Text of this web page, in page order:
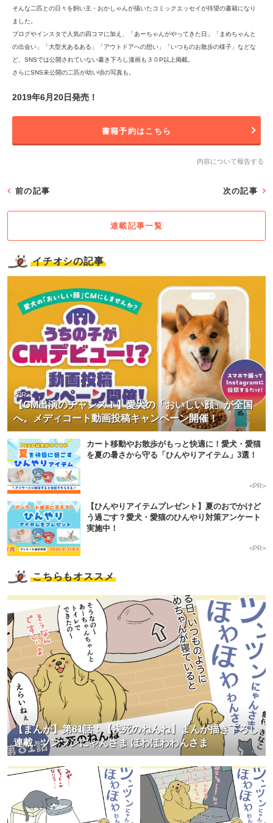
そんな二匹との日々を飼い主・おかしゃんが描いたコミックエッセイが待望の書籍になり
ました。
ブログやインスタで人気の四コマに加え、「あーちゃんがやってきた日」「まめちゃんと
の出会い」「大型犬あるある」「アウトドアへの想い」「いつものお散歩の様子」などな
ど、SNSでは公開されていない書き下ろし漫画も３０P以上掲載。
さらにSNS未公開の二匹が幼い頃の写真も。
2019年6月20日発売！
書籍予約はこちら
内容について報告する
前の記事 次の記事
連載記事一覧
イチオシの記事
【CM出演のチャンス！】愛犬の「おいしい顔」が全国
へ。メディコート動画投稿キャンペーン開催！
<PR>
カート移動やお散歩がもっと快適に！愛犬・愛猫
を夏の暑さから守る「ひんやりアイテム」3選！
<PR>
【ひんやりアイテムプレゼント】夏のおでかけど
う過ごす？愛犬・愛猫のひんやり対策アンケート
実施中！
<PR>
こちらもオススメ
【まんが】第81話：【決死のねんね】まんが描き下ろし
連載♪ ツンツンにゃんさま ほわほわわんさま